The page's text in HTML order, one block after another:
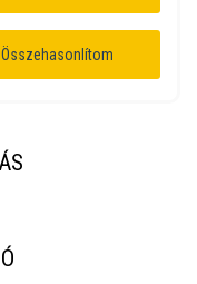
Összehasonlítom